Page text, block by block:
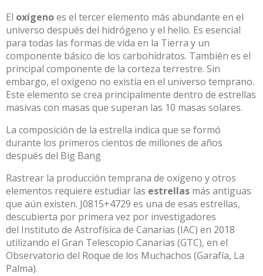
El oxígenoes el tercer elemento más abundante en el
universo después del hidrógeno y el helio. Es esencial
para todas las formas de vida en la Tierra y un
componente básico de los carbohidratos. También es el
principal componente de la corteza terrestre. Sin
embargo, el oxígeno no existía en el universo temprano.
Este elemento se crea principalmente dentro de estrellas
masivas con masas que superan las 10 masas solares.
La composición de la estrella indica que se formó
durante los primeros cientos de millones de años
después del Big Bang
Rastrear la producción temprana de oxígeno y otros
elementos requiere estudiar las estrellas más antiguas
que aún existen. J0815+4729 es una de esas estrellas,
descubierta por primera vez por investigadores
del Instituto de Astrofísica de Canarias (IAC) en 2018
utilizando el Gran Telescopio Canarias (GTC), en el
Observatorio del Roque de los Muchachos (Garafía, La
Palma).